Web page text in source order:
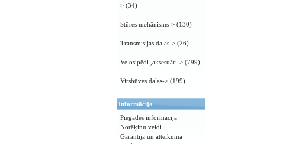
> (34)
Stūres mehānisms-> (130)
Transmisijas daļas-> (26)
Velosipēdi ,aksesuāri-> (799)
Virsbūves daļas-> (199)
Informācija
Piegādes informācija
Norēķinu veidi
Garantija un atteikuma